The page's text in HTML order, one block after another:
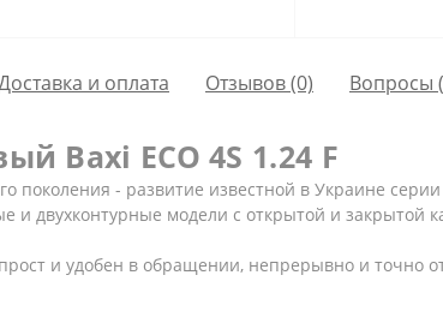
и оплата Отзывов (0) Вопросы
Baxi ECO 4S 1.24 F
поколения - развитие известной в Украине серии
и двухконтурные модели с открытой и закрытой
и удобен в обращении, непрерывно и точно